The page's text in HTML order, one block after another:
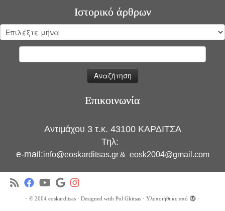
Ιστορικό άρθρων
Ιστορικό
άρθρων
Επικοινωνία
Αντιμάχου 3 τ.κ. 43100 ΚΑΡΔΙΤΣΑ
Τηλ:
e-mail:info@eoskarditsas.gr & eosk2004@gmail.com
· © 2004 eoskarditsas· Designed with Pol Gkitsas· Υλοποιήθηκε από ·